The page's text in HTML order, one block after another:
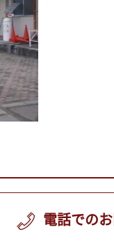
電話での